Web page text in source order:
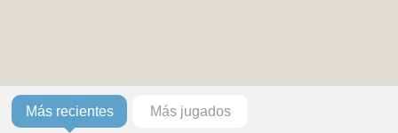
Más recientes Más jugados